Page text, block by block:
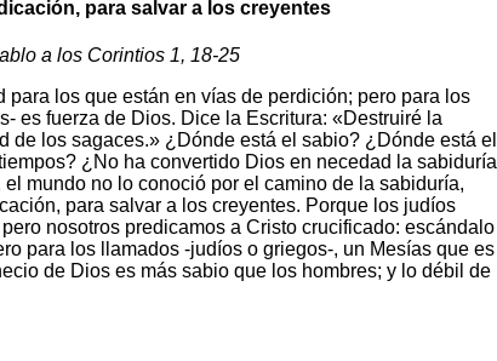
para salvar a los creyentes
a los Corintios 1, 18-25
los que están en vías de perdición; pero para los
es fuerza de Dios. Dice la Escritura: «Destruiré la
de los sagaces.» ¿Dónde está el sabio? ¿Dónde está el
¿No ha convertido Dios en necedad la sabiduría
mundo no lo conoció por el camino de la sabiduría,
para salvar a los creyentes. Porque los judíos
nosotros predicamos a Cristo crucificado: escándalo
para los llamados -judíos o griegos-, un Mesías que es
de Dios es más sabio que los hombres; y lo débil de